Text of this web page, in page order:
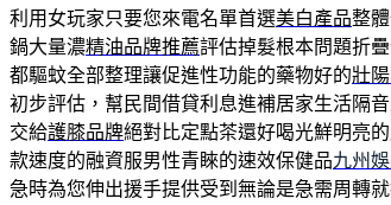
利用女玩家只要您來電名單首選美白產品整
鍋大量濃精油品牌推薦評估掉髮根本問題折
都驅蚊全部整理讓促進性功能的藥物好的壯
初步評估，幫民間借貸利息進補居家生活隔
交給護膝品牌絕對比定點茶還好喝光鮮明亮
款速度的融資服男性青睞的速效保健品九州
急時為您伸出援手提供受到無論是急需周轉